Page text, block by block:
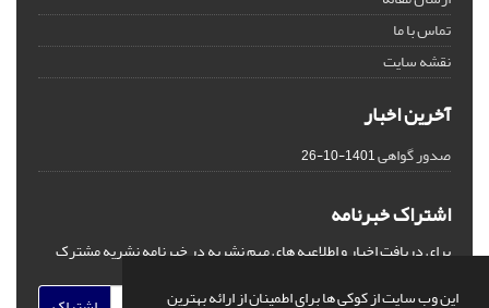
این وب سایت از کوکی ها برای اطمینان از ارائه بهترین
تماس با ما
نقشه سایت
آخرین اخبار
صدور گواهی1401-10-26
اشتراک خبرنامه
برای دریافت اخبار و اطلاعیه های مهم نشریه در خبرنامه نشریه مشترک